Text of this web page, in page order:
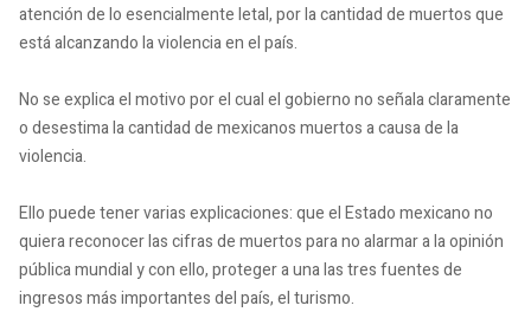
atención de lo esencialmente letal, por la cantidad de muertos que
está alcanzando la violencia en el país.
No se explica el motivo por el cual el gobierno no señala claramente
o desestima la cantidad de mexicanos muertos a causa de la
violencia.
Ello puede tener varias explicaciones: que el Estado mexicano no
quiera reconocer las cifras de muertos para no alarmar a la opinión
pública mundial y con ello, proteger a una las tres fuentes de
ingresos más importantes del país, el turismo.